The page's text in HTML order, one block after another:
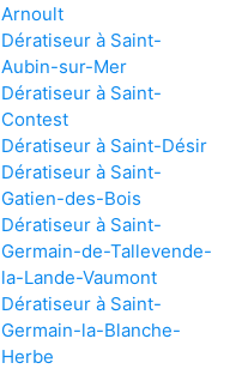
Arnoult
Dératiseur à Saint-
Aubin-sur-Mer
Dératiseur à Saint-
Contest
Dératiseur à Saint-Désir
Dératiseur à Saint-
Gatien-des-Bois
Dératiseur à Saint-
Germain-de-Tallevende-
la-Lande-Vaumont
Dératiseur à Saint-
Germain-la-Blanche-
Herbe